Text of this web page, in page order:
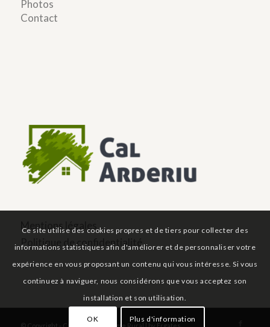
Photos
Contact
Mentions légales
Politique de confidentialité
© Copyright - Cal Arderiu Turisme Rural | by Ergates
Ce site utilise des cookies propres et de tiers pour collecter des
informations statistiques afin d'améliorer et de personnaliser votre
expérience en vous proposant un contenu qui vous intéresse. Si vous
continuez à naviguer, nous considérons que vous acceptez son
installation et son utilisation.
OK Plus d'information